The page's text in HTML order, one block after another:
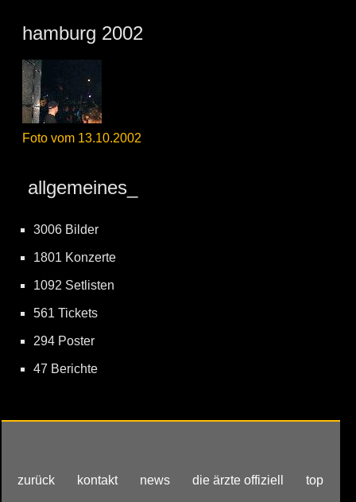
hamburg 2002
Foto vom 13.10.2002
allgemeines_
3006 Bilder
1801 Konzerte
1092 Setlisten
561 Tickets
294 Poster
47 Berichte
zurück kontakt news die ärzte offiziell top